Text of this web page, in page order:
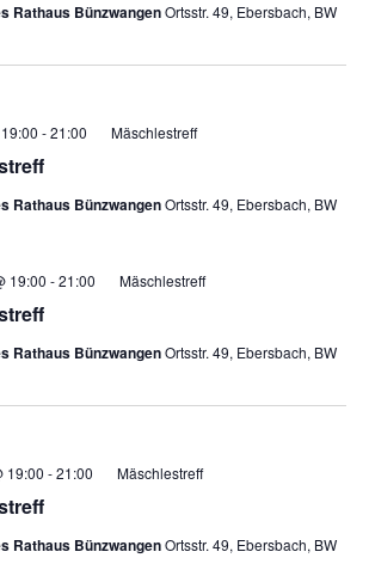
Rathaus BünzwangenOrtsstr. 49, Ebersbach, BW
-21:00 Mäschlestreff
Rathaus BünzwangenOrtsstr. 49, Ebersbach, BW
19:00 -21:00 Mäschlestreff
Rathaus BünzwangenOrtsstr. 49, Ebersbach, BW
19:00 -21:00 Mäschlestreff
Rathaus BünzwangenOrtsstr. 49, Ebersbach, BW